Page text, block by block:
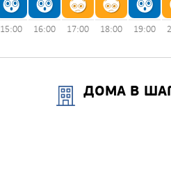
15:00 16:00 17:00 18:00 19:00
ДОМА В